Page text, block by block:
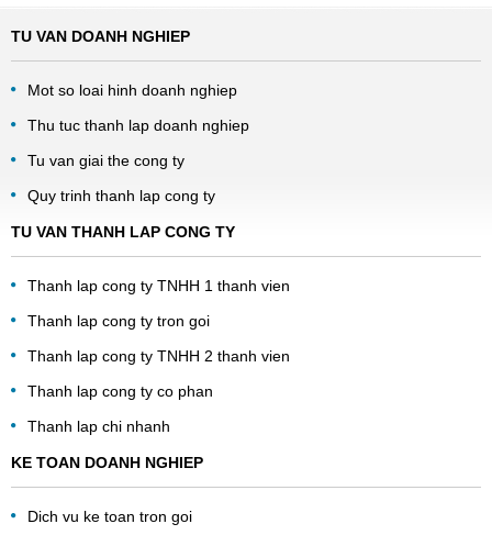
TU VAN DOANH NGHIEP
Mot so loai hinh doanh nghiep
Thu tuc thanh lap doanh nghiep
Tu van giai the cong ty
Quy trinh thanh lap cong ty
TU VAN THANH LAP CONG TY
Thanh lap cong ty TNHH 1 thanh vien
Thanh lap cong ty tron goi
Thanh lap cong ty TNHH 2 thanh vien
Thanh lap cong ty co phan
Thanh lap chi nhanh
KE TOAN DOANH NGHIEP
Dich vu ke toan tron goi